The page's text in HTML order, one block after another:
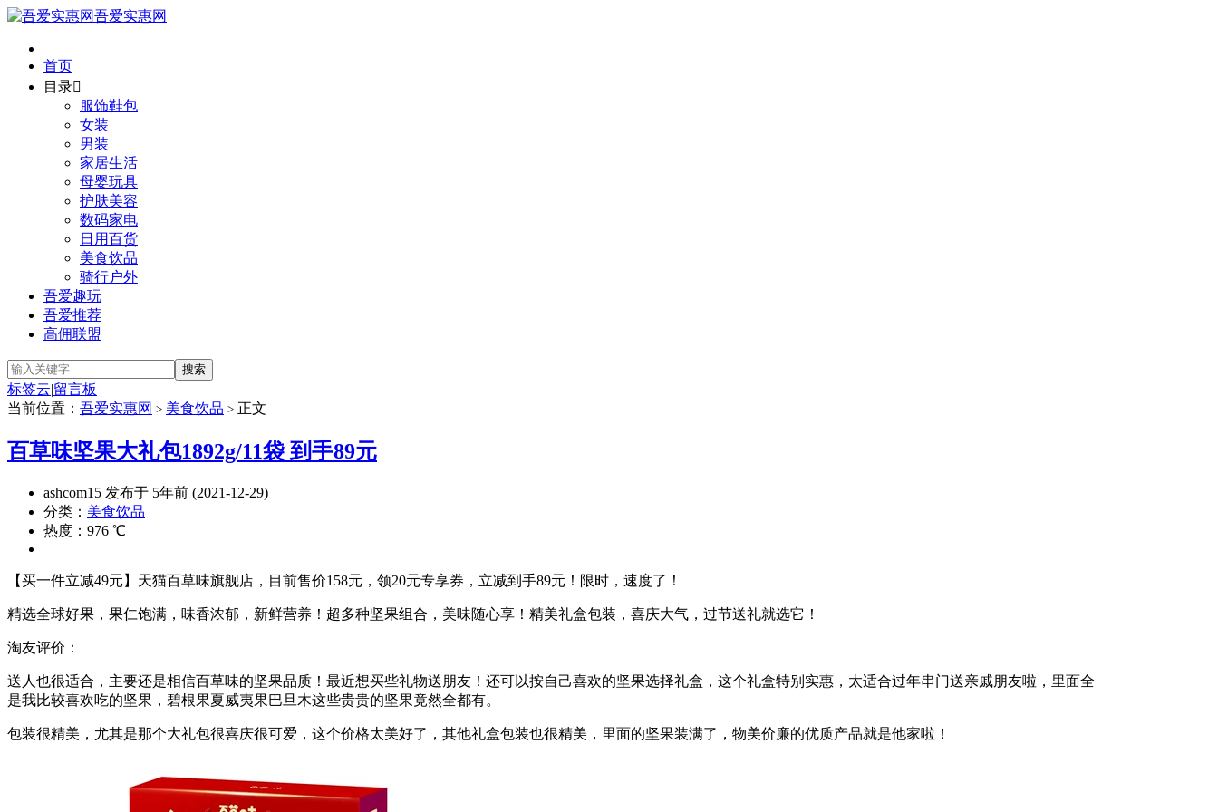
吾爱实惠网
首页
目录
服饰鞋包
女装
男装
家居生活
母婴玩具
护肤美容
数码家电
日用百货
美食饮品
骑行户外
吾爱趣玩
吾爱推荐
高佣联盟
标签云|留言板
当前位置： 吾爱实惠网 > 美食饮品 > 正文
百草味坚果大礼包1892g/11袋 到手89元
ashcom15 发布于 5年前 (2021-12-29)
分类： 美食饮品
热度：976 ℃
【买一件立减49元】天猫百草味旗舰店，目前售价158元，领20元专享券，立减到手89元！限时，速度了！
精选全球好果，果仁饱满，味香浓郁，新鲜营养！超多种坚果组合，美味随心享！精美礼盒包装，喜庆大气，过节送礼就选它！
淘友评价：
送人也很适合，主要还是相信百草味的坚果品质！最近想买些礼物送朋友！还可以按自己喜欢的坚果选择礼盒，这个礼盒特别实惠，太适合过年串门送亲戚朋友啦，里面全
是我比较喜欢吃的坚果，碧根果夏威夷果巴旦木这些贵贵的坚果竟然全都有。
包装很精美，尤其是那个大礼包很喜庆很可爱，这个价格太美好了，其他礼盒包装也很精美，里面的坚果装满了，物美价廉的优质产品就是他家啦！